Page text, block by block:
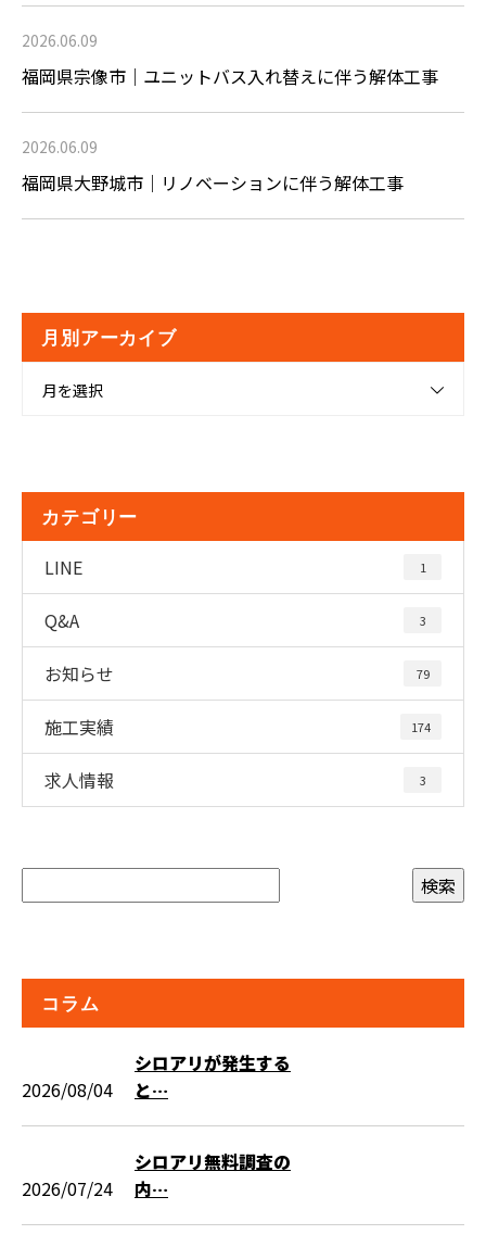
2026.06.09
福岡県宗像市｜ユニットバス入れ替えに伴う解体工事
2026.06.09
福岡県大野城市｜リノベーションに伴う解体工事
月別アーカイブ
月を選択
カテゴリー
LINE 1
Q&A 3
お知らせ 79
施工実績 174
求人情報 3
コラム
2026/08/04
シロアリが発生する
と…
2026/07/24
シロアリ無料調査の
内…